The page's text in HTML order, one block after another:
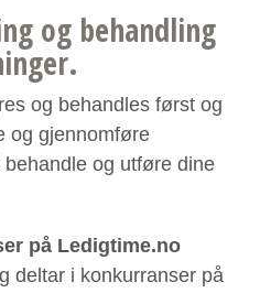
og behandling
og behandles først og
og gjennomføre
og utføre dine
på Ledigtime.no
deltar i konkurranser på